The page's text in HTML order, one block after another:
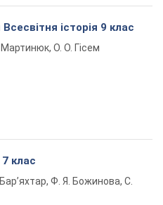
історія 9 клас
О. О. Гісем
клас
Бар’яхтар, Ф. Я. Божинова, С.